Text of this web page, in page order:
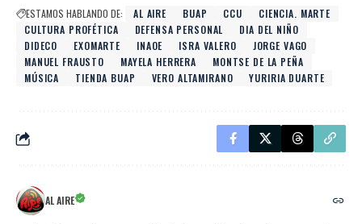
ESTAMOS HABLANDO DE: AL AIRE BUAP CCU
CIENCIA. MARTE
CULTURA PROFÉTICA
DEFENSA PERSONAL
DIA DEL NIÑO
DIDECO
EXOMARTE INAOE ISRA VALERO
JORGE VAGO
MANUEL FRAUSTO
MAYELA HERRERA
MONTSE DE LA PEÑA
MÚSICA
TIENDA BUAP VERO ALTAMIRANO YURIRIA DUARTE
AL AIRE